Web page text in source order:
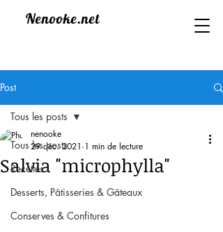
Nenooke.net
Post
Tous les posts
Recettes
Desserts, Pâtisseries & Gâteaux
Conserves & Confitures
Tous les posts
Salvia "microphylla"
nenooke
29 déc. 2021 1 min de lecture